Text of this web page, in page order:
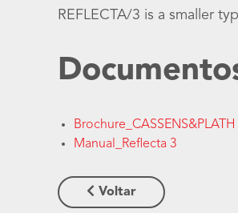
REFLECTA/3 is a smaller
Brochure_CASSENS&PLATH
Manual_Reflecta 3
Voltar